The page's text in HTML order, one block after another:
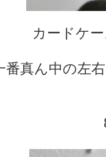
カードケ
番真ん中の左